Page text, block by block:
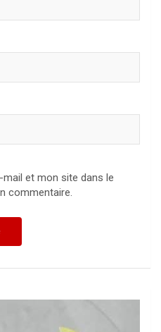
et mon site dans le
commentaire.